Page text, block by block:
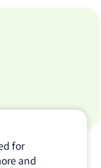
for
and